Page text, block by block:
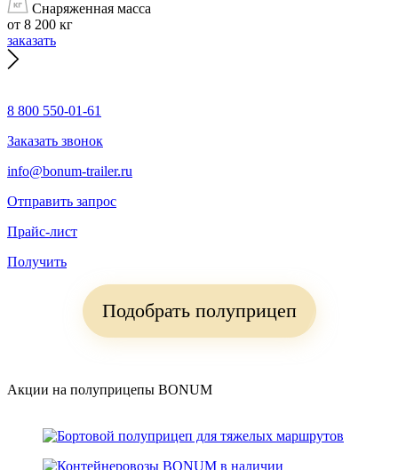
Снаряженная масса
от 8 200 кг
заказать
8 800 550-01-61
Заказать звонок
info@bonum-trailer.ru
Отправить запрос
Прайс-лист
Получить
Подобрать полуприцеп
Акции на полуприцепы BONUM